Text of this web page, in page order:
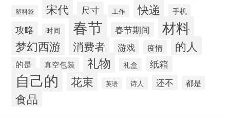
塑料袋 宋代 尺寸 工作 快递 手机
攻略 时间 春节 春节期间 材料
梦幻西游 消费者 游戏 疫情 的人
的是 真空包装 礼物 礼盒 纸箱
自己的 花束 英语 诗人 还不 都是
食品